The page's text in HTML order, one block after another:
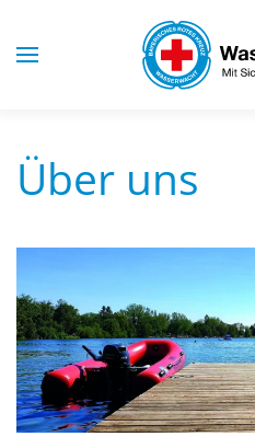
Skip to main content
Über uns